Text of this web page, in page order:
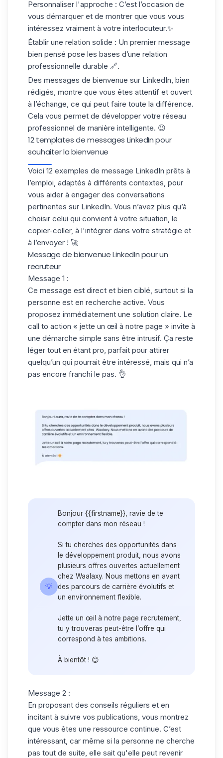
Personnaliser l'approche : C’est l’occasion de
vous démarquer et de montrer que vous vous
intéressez vraiment à votre interlocuteur.✨
Établir une relation solide : Un premier message
bien pensé pose les bases d’une relation
professionnelle durable 🔗.
Des messages de bienvenue sur LinkedIn , bien
rédigés, montre que vous êtes attentif et ouvert
à l’échange, ce qui peut faire toute la différence.
Cela vous permet de développer votre réseau
professionnel de manière intelligente. 😉
12 templates de messages LinkedIn pour
souhaiter la bienvenue
Voici 12 exemples de message LinkedIn prêts à
l’emploi, adaptés à différents contextes, pour
vous aider à engager des conversations
pertinentes sur LinkedIn. Vous n’avez plus qu’à
choisir celui qui convient à votre situation, le
copier-coller, à l'intégrer dans votre stratégie et
à l’envoyer ! 🚀
Message de bienvenue LinkedIn pour un
recruteur
Message 1 :
Ce message est direct et bien ciblé, surtout si la
personne est en recherche active. Vous
proposez immédiatement une solution claire. Le
call to action « jette un œil à notre page » invite à
une démarche simple sans être intrusif. Ça reste
léger tout en étant pro, parfait pour attirer
quelqu’un qui pourrait être intéressé, mais qui n’a
pas encore franchi le pas. 👌
💡
Bonjour {{firstname}}, ravie de te
compter dans mon réseau !
Si tu cherches des opportunités dans
le développement produit, nous avons
plusieurs offres ouvertes actuellement
chez Waalaxy. Nous mettons en avant
des parcours de carrière évolutifs et
un environnement flexible.
Jette un œil à notre page recrutement,
tu y trouveras peut-être l’offre qui
correspond à tes ambitions.
À bientôt ! 😊
Message 2 :
En proposant des conseils réguliers et en
incitant à suivre vos publications, vous montrez
que vous êtes une ressource continue. C’est
intéressant, car même si la personne ne cherche
pas tout de suite, elle sait qu'elle peut revenir